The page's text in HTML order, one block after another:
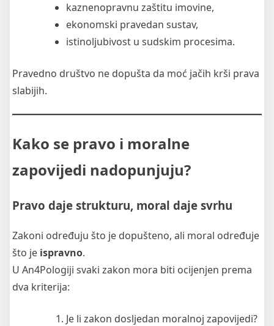
kaznenopravnu zaštitu imovine,
ekonomski pravedan sustav,
istinoljubivost u sudskim procesima.
Pravedno društvo ne dopušta da moć jačih krši prava
slabijih.
Kako se pravo i moralne
zapovijedi nadopunjuju?
Pravo daje strukturu, moral daje svrhu
Zakoni određuju što je dopušteno, ali moral određuje
što je ispravno.
U An4Pologiji svaki zakon mora biti ocijenjen prema
dva kriterija:
Je li zakon dosljedan moralnoj zapovijedi?